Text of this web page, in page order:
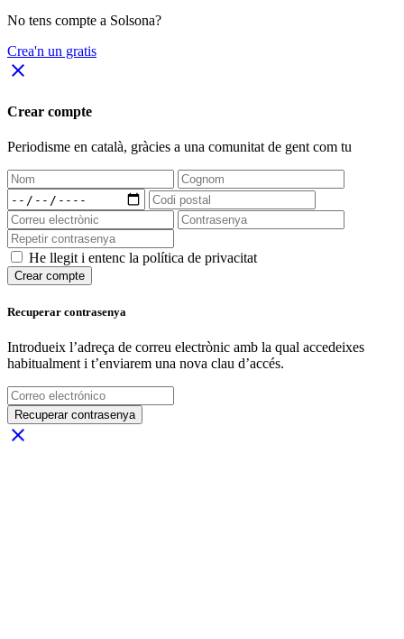
No tens compte a Solsona?
Crea'n un gratis
close
Crear compte
Periodisme en català, gràcies a una comunitat de gent com tu
He llegit i entenc la política de privacitat
Crear compte
Recuperar contrasenya
Introdueix l’adreça de correu electrònic amb la qual accedeixes
habitualment i t’enviarem una nova clau d’accés.
Recuperar contrasenya
close